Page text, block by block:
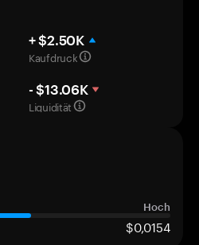
+ $2.50K
Kaufdruck
- $13.06K
Liquidität
Hoch
$0,0154